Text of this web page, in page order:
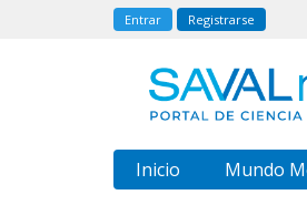
Entrar Registrarse
Inicio Mundo